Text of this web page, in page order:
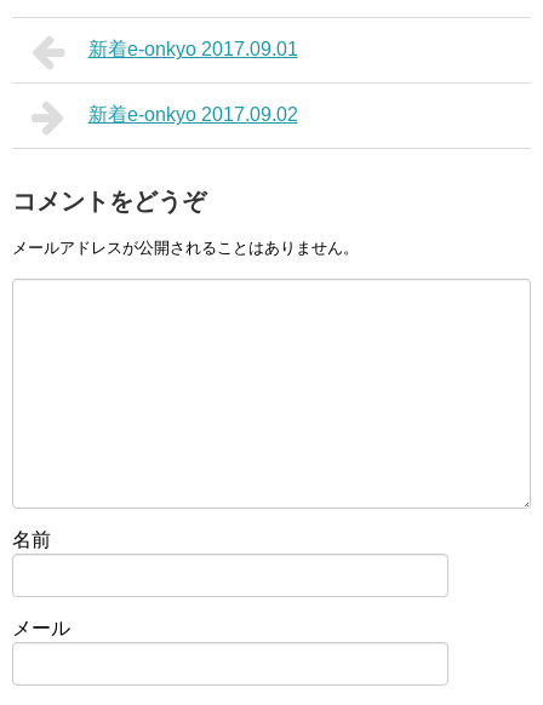
新着e-onkyo 2017.09.01
新着e-onkyo 2017.09.02
コメントをどうぞ
メールアドレスが公開されることはありません。
名前
メール